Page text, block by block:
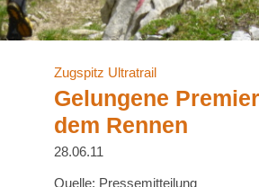
Zugspitz Ultratrail
Gelungene
dem Rennen
28.06.11
Quelle: Pressemitteilung